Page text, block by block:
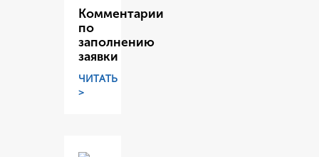
Комментарии
по
заполнению
заявки
ЧИТАТЬ
>